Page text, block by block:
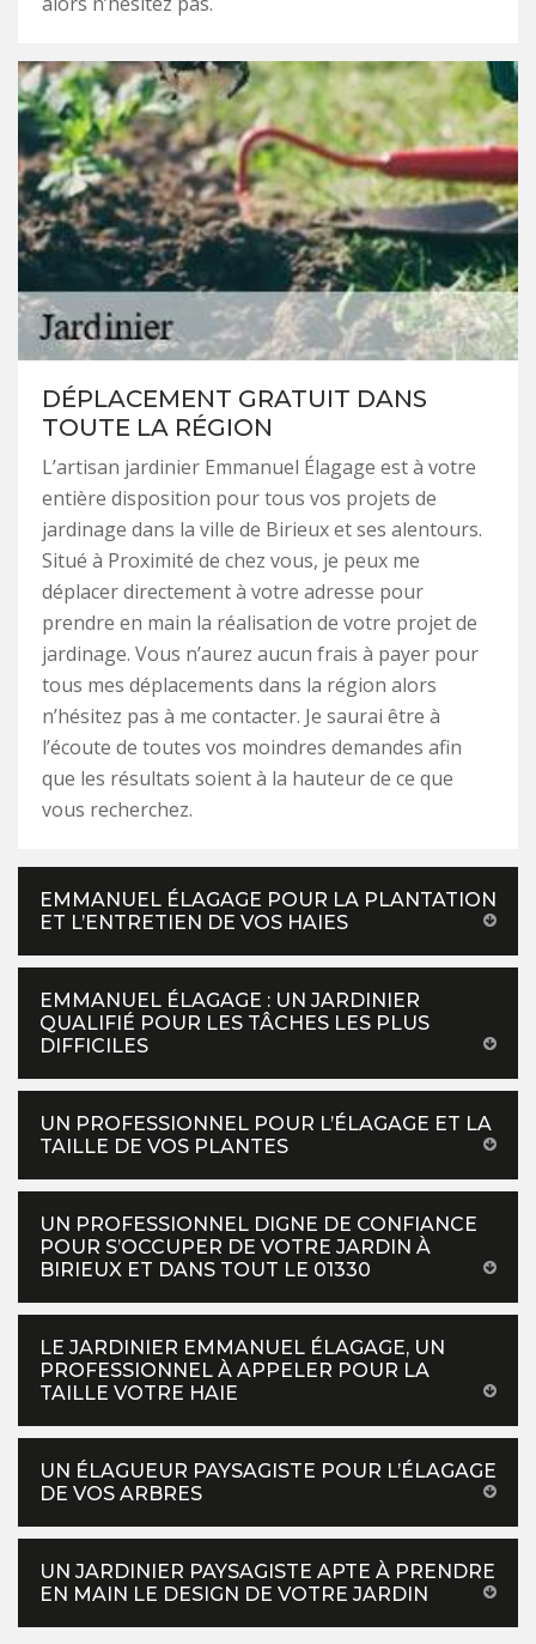
DÉPLACEMENT GRATUIT DANS
TOUTE LA RÉGION
L’artisan jardinier Emmanuel Élagage est à votre
entière disposition pour tous vos projets de
jardinage dans la ville de Birieux et ses alentours.
Situé à Proximité de chez vous, je peux me
déplacer directement à votre adresse pour
prendre en main la réalisation de votre projet de
jardinage. Vous n’aurez aucun frais à payer pour
tous mes déplacements dans la région alors
n’hésitez pas à me contacter. Je saurai être à
l’écoute de toutes vos moindres demandes afin
que les résultats soient à la hauteur de ce que
vous recherchez.
EMMANUEL ÉLAGAGE POUR LA PLANTATION
ET L’ENTRETIEN DE VOS HAIES
EMMANUEL ÉLAGAGE : UN JARDINIER
QUALIFIÉ POUR LES TÂCHES LES PLUS
DIFFICILES
UN PROFESSIONNEL POUR L’ÉLAGAGE ET LA
TAILLE DE VOS PLANTES
UN PROFESSIONNEL DIGNE DE CONFIANCE
POUR S’OCCUPER DE VOTRE JARDIN À
BIRIEUX ET DANS TOUT LE 01330
LE JARDINIER EMMANUEL ÉLAGAGE, UN
PROFESSIONNEL À APPELER POUR LA
TAILLE VOTRE HAIE
UN ÉLAGUEUR PAYSAGISTE POUR L’ÉLAGAGE
DE VOS ARBRES
UN JARDINIER PAYSAGISTE APTE À PRENDRE
EN MAIN LE DESIGN DE VOTRE JARDIN